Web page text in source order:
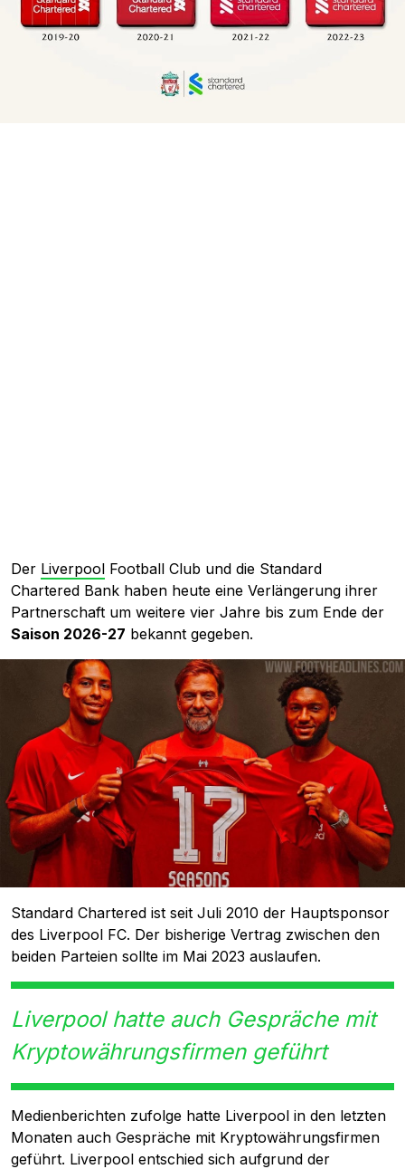
Der Liverpool Football Club und die Standard
Chartered Bank haben heute eine Verlängerung ihrer
Partnerschaft um weitere vier Jahre bis zum Ende der
Saison 2026-27 bekannt gegeben.
Standard Chartered ist seit Juli 2010 der Hauptsponsor
des Liverpool FC. Der bisherige Vertrag zwischen den
beiden Parteien sollte im Mai 2023 auslaufen.
Liverpool hatte auch Gespräche mit
Kryptowährungsfirmen geführt
Medienberichten zufolge hatte Liverpool in den letzten
Monaten auch Gespräche mit Kryptowährungsfirmen
geführt. Liverpool entschied sich aufgrund der